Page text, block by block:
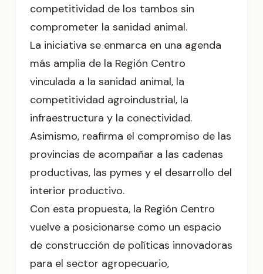
competitividad de los tambos sin
comprometer la sanidad animal.
La iniciativa se enmarca en una agenda
más amplia de la Región Centro
vinculada a la sanidad animal, la
competitividad agroindustrial, la
infraestructura y la conectividad.
Asimismo, reafirma el compromiso de las
provincias de acompañar a las cadenas
productivas, las pymes y el desarrollo del
interior productivo.
Con esta propuesta, la Región Centro
vuelve a posicionarse como un espacio
de construcción de políticas innovadoras
para el sector agropecuario,